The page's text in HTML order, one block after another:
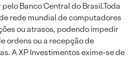
Banco Central do Brasil.Toda
rede mundial de computadores
ou atrasos, podendo impedir
ordens ou a recepção de
A XP Investimentos exime-se de